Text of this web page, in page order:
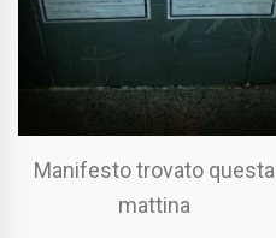
Manifesto trovato questa
mattina